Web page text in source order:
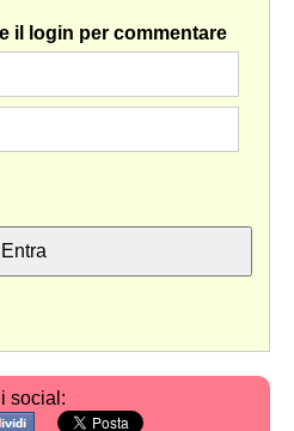
il login per commentare
social: